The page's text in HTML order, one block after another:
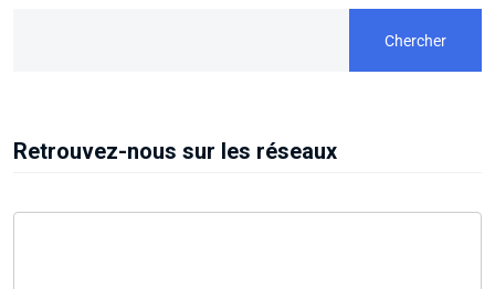
Chercher
Retrouvez-nous sur les réseaux